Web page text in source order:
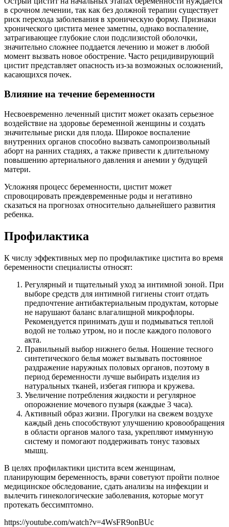
в срочном лечении, так как без должной терапии существует
риск перехода заболевания в хроническую форму. Признаки
хронического цистита менее заметны, однако воспаление,
затрагивающее глубокие слои подслизистой оболочки,
значительно сложнее поддается лечению и может в любой
момент вызвать новое обострение. Часто рецидивирующий
цистит представляет опасность из-за возможных осложнений,
касающихся почек.
Влияние на течение беременности
Несвоевременно леченный цистит может оказать серьезное
воздействие на здоровье беременной женщины и создать
значительные риски для плода. Широкое воспаление
внутренних органов способно вызвать самопроизвольный
аборт на ранних стадиях, а также привести к длительному
повышению артериального давления и анемии у будущей
матери.
Усложняя процесс беременности, цистит может
спровоцировать преждевременные роды и негативно
сказаться на прогнозах относительно дальнейшего развития
ребенка.
Профилактика
К числу эффективных мер по профилактике цистита во время
беременности специалисты относят:
Регулярный и тщательный уход за интимной зоной. При
выборе средств для интимной гигиены стоит отдать
предпочтение антибактериальным продуктам, которые
не нарушают баланс влагалищной микрофлоры.
Рекомендуется принимать душ и подмываться теплой
водой не только утром, но и после каждого полового
акта.
Правильный выбор нижнего белья. Ношение тесного
синтетического белья может вызывать постоянное
раздражение наружных половых органов, поэтому в
период беременности лучше выбирать изделия из
натуральных тканей, избегая гипюра и кружева.
Увеличение потребления жидкости и регулярное
опорожнение мочевого пузыря (каждые 3 часа).
Активный образ жизни. Прогулки на свежем воздухе
каждый день способствуют улучшению кровообращения
в области органов малого таза, укрепляют иммунную
систему и помогают поддерживать тонус тазовых
мышц.
В целях профилактики цистита всем женщинам,
планирующим беременность, врачи советуют пройти полное
медицинское обследование, сдать анализы на инфекции и
вылечить гинекологические заболевания, которые могут
протекать бессимптомно.
https://youtube.com/watch?v=4WsFR9onBUc